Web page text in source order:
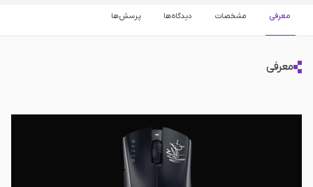
معرفی مشخصات دیدگاه‌ها پرسش‌ها
معرفی